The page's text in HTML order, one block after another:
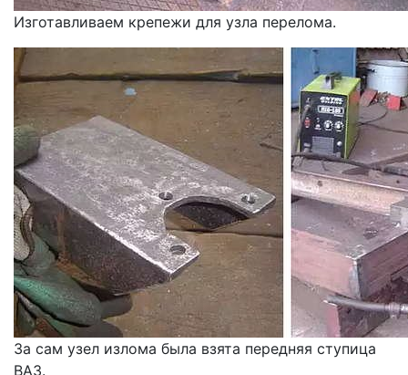
Изготавливаем крепежи для узла перелома.
За сам узел излома была взята передняя ступица
ВАЗ.